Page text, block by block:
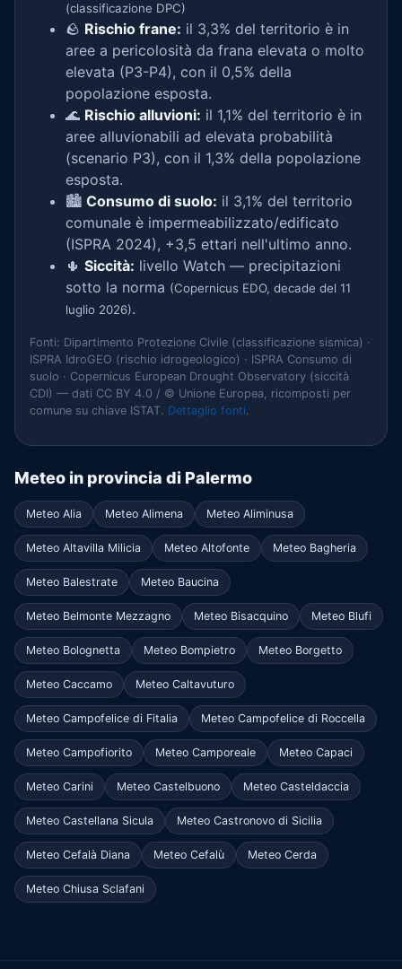
(classificazione DPC)
🪨 Rischio frane: il 3,3% del territorio è in
aree a pericolosità da frana elevata o molto
elevata (P3-P4), con il 0,5% della
popolazione esposta.
🌊 Rischio alluvioni: il 1,1% del territorio è in
aree alluvionabili ad elevata probabilità
(scenario P3), con il 1,3% della popolazione
esposta.
🏙️ Consumo di suolo: il 3,1% del territorio
comunale è impermeabilizzato/edificato
(ISPRA 2024), +3,5 ettari nell'ultimo anno.
🌵 Siccità: livello Watch — precipitazioni
sotto la norma (Copernicus EDO, decade del 11
luglio 2026).
Fonti: Dipartimento Protezione Civile (classificazione sismica) ·
ISPRA IdroGEO (rischio idrogeologico) · ISPRA Consumo di
suolo · Copernicus European Drought Observatory (siccità
CDI) — dati CC BY 4.0 / © Unione Europea, ricomposti per
comune su chiave ISTAT. Dettaglio fonti.
Meteo in provincia di Palermo
Meteo Alia Meteo Alimena Meteo Aliminusa
Meteo Altavilla Milicia Meteo Altofonte Meteo Bagheria
Meteo Balestrate Meteo Baucina
Meteo Belmonte Mezzagno Meteo Bisacquino Meteo Blufi
Meteo Bolognetta Meteo Bompietro Meteo Borgetto
Meteo Caccamo Meteo Caltavuturo
Meteo Campofelice di Fitalia Meteo Campofelice di Roccella
Meteo Campofiorito Meteo Camporeale Meteo Capaci
Meteo Carini Meteo Castelbuono Meteo Casteldaccia
Meteo Castellana Sicula Meteo Castronovo di Sicilia
Meteo Cefalà Diana Meteo Cefalù Meteo Cerda
Meteo Chiusa Sclafani